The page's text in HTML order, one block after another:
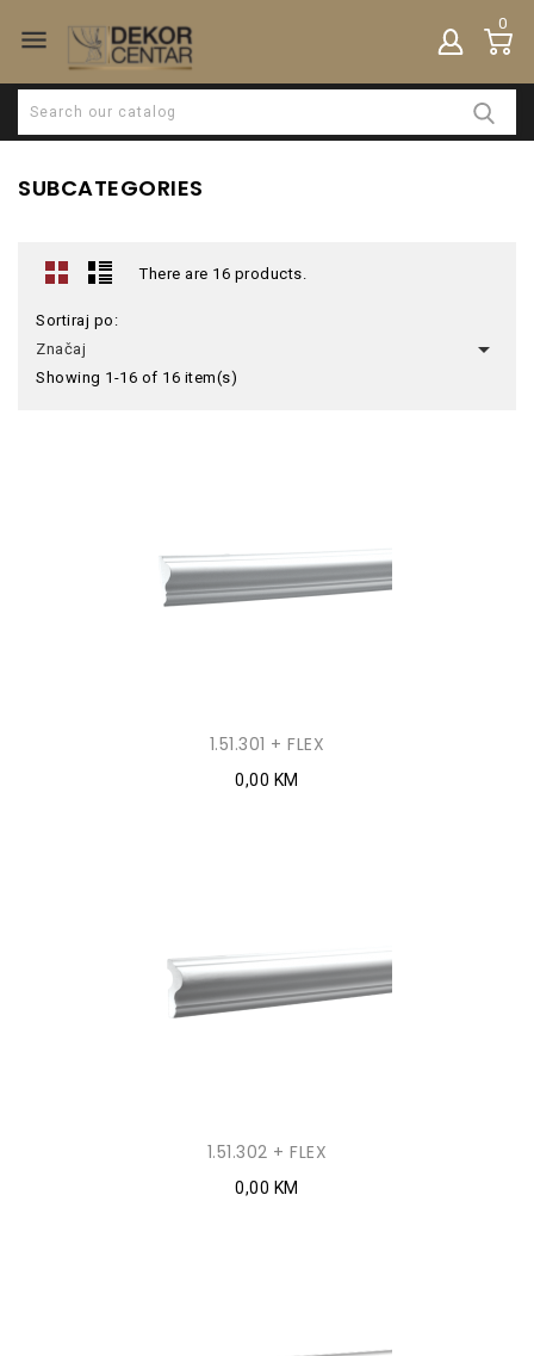

0
SUBCATEGORIES
There are 16 products.
Sortiraj po:
Značaj

Showing 1-16 of 16 item(s)
1.51.301 + FLEX
0,00 KM
1.51.302 + FLEX
0,00 KM